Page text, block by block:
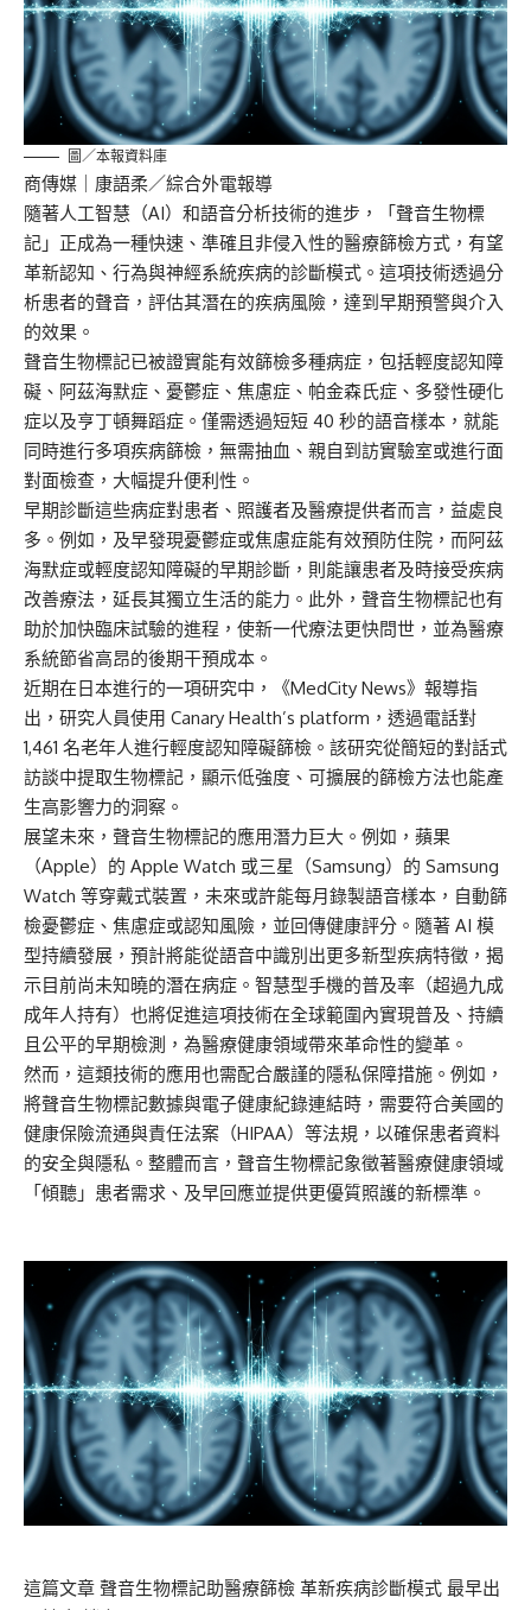
圖／本報資料庫
商傳媒 ｜康語柔／綜合外電報導
隨著人工智慧（AI）和語音分析技術的進步，「聲音生物標
記」正成為一種快速、準確且非侵入性的醫療篩檢方式，有望
革新認知、行為與神經系統疾病的診斷模式。這項技術透過分
析患者的聲音，評估其潛在的疾病風險，達到早期預警與介入
的效果。
聲音生物標記已被證實能有效篩檢多種病症，包括輕度認知障
礙、阿茲海默症、憂鬱症、焦慮症、帕金森氏症、多發性硬化
症以及亨丁頓舞蹈症。僅需透過短短 40 秒的語音樣本，就能
同時進行多項疾病篩檢，無需抽血、親自到訪實驗室或進行面
對面檢查，大幅提升便利性。
早期診斷這些病症對患者、照護者及醫療提供者而言，益處良
多。例如，及早發現憂鬱症或焦慮症能有效預防住院，而阿茲
海默症或輕度認知障礙的早期診斷，則能讓患者及時接受疾病
改善療法，延長其獨立生活的能力。此外，聲音生物標記也有
助於加快臨床試驗的進程，使新一代療法更快問世，並為醫療
系統節省高昂的後期干預成本。
近期在日本進行的一項研究中，《MedCity News》報導指
出，研究人員使用 Canary Health’s platform，透過電話對
1,461 名老年人進行輕度認知障礙篩檢。該研究從簡短的對話式
訪談中提取生物標記，顯示低強度、可擴展的篩檢方法也能產
生高影響力的洞察。
展望未來，聲音生物標記的應用潛力巨大。例如，蘋果
（Apple）的 Apple Watch 或三星（Samsung）的 Samsung
Watch 等穿戴式裝置，未來或許能每月錄製語音樣本，自動篩
檢憂鬱症、焦慮症或認知風險，並回傳健康評分。隨著 AI 模
型持續發展，預計將能從語音中識別出更多新型疾病特徵，揭
示目前尚未知曉的潛在病症。智慧型手機的普及率（超過九成
成年人持有）也將促進這項技術在全球範圍內實現普及、持續
且公平的早期檢測，為醫療健康領域帶來革命性的變革。
然而，這類技術的應用也需配合嚴謹的隱私保障措施。例如，
將聲音生物標記數據與電子健康紀錄連結時，需要符合美國的
健康保險流通與責任法案（HIPAA）等法規，以確保患者資料
的安全與隱私。整體而言，聲音生物標記象徵著醫療健康領域
「傾聽」患者需求、及早回應並提供更優質照護的新標準。
這篇文章 聲音生物標記助醫療篩檢 革新疾病診斷模式 最早出